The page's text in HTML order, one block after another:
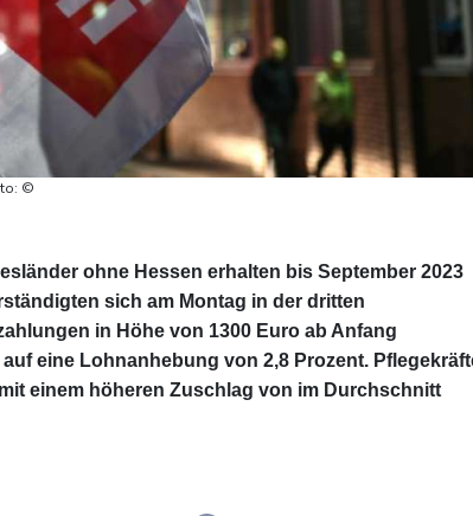
©
ohne Hessen erhalten bis September 2023
sich am Montag in der dritten
in Höhe von 1300 Euro ab Anfang
eine Lohnanhebung von 2,8 Prozent.
einem höheren Zuschlag von im Durchschnitt